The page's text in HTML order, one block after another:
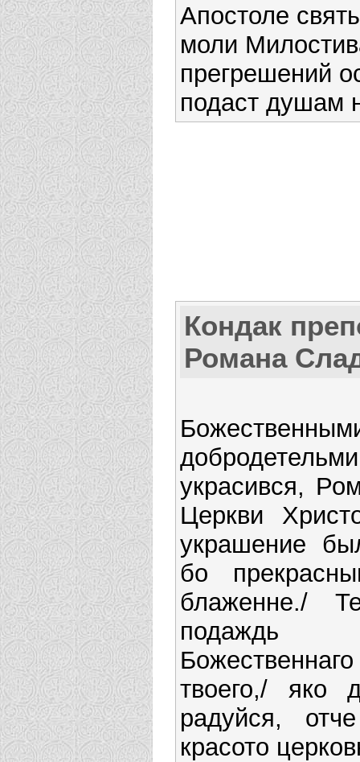
Апостоле
моли
прегрешений
подаст душам
Кондак
Романа
украсився,
Церкви
украшение
бо
блаженне./
подаждь
твоего,/ яко
радуйся,
красото